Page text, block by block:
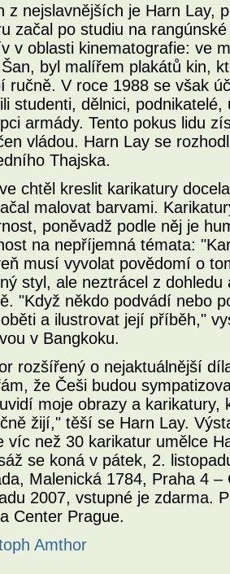
z nejslavnějších je Harn Lay,
začal po studiu na
v oblasti kinematografie: ve
byl malířem plakátů kin,
ručně. V roce 1988 se však
studenti, dělnici,
armády. Tento pokus lidu
vládou. Harn Lay se
Thajska.
chtěl kreslit karikatury
malovat barvami.
poněvadž podle něj je
na nepříjemná témata:
musí vyvolat povědomí o
styl, ale neztrácel z
"Když někdo podvádí nebo
a ilustrovat její příběh,"
v Bangkoku.
rozšířený o nejaktuálnější
že Češi budou
moje obrazy a karikatury,
žijí," těší se Harn Lay.
víc než 30 karikatur umělce
se koná v pátek, 2.
Malenická 1784, Praha 4
2007, vstupné je zdarma.
Center Prague.
Amthor